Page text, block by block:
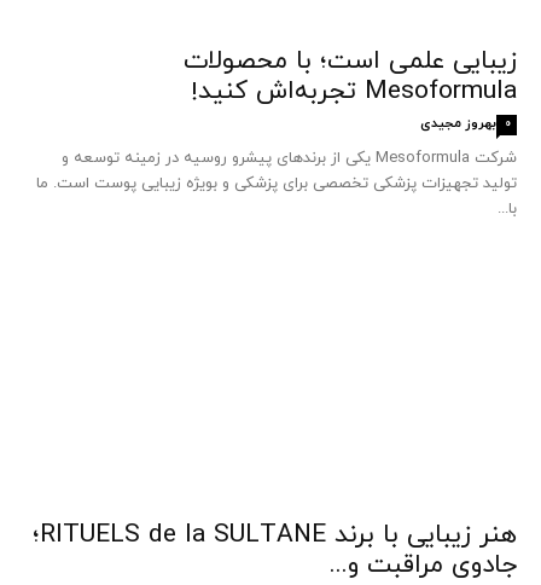
زیبایی علمی است؛ با محصولات
Mesoformula تجربه‌اش کنید!
بهروز مجیدی 0
شرکت Mesoformula یکی از برندهای پیشرو روسیه در زمینه توسعه و
تولید تجهیزات پزشکی تخصصی برای پزشکی و بویژه زیبایی پوست است. ما
با...
هنر زیبایی با برند RITUELS de la SULTANE؛
جادوی مراقبت و...